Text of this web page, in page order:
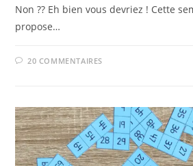
Non ?? Eh bien vous devriez ! Cette
propose…
20 COMMENTAIRES